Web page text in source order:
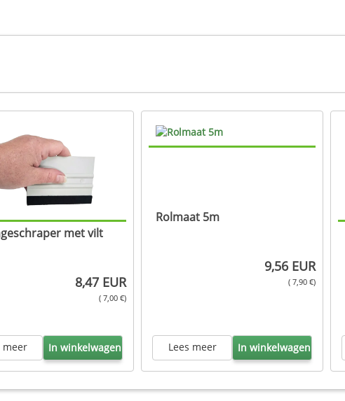
met vilt
8,47 EUR
( 7,00 €)
meer In winkelwagen
Rolmaat 5m
9,56 EUR
( 7,90 €)
Lees meer In winkelwagen